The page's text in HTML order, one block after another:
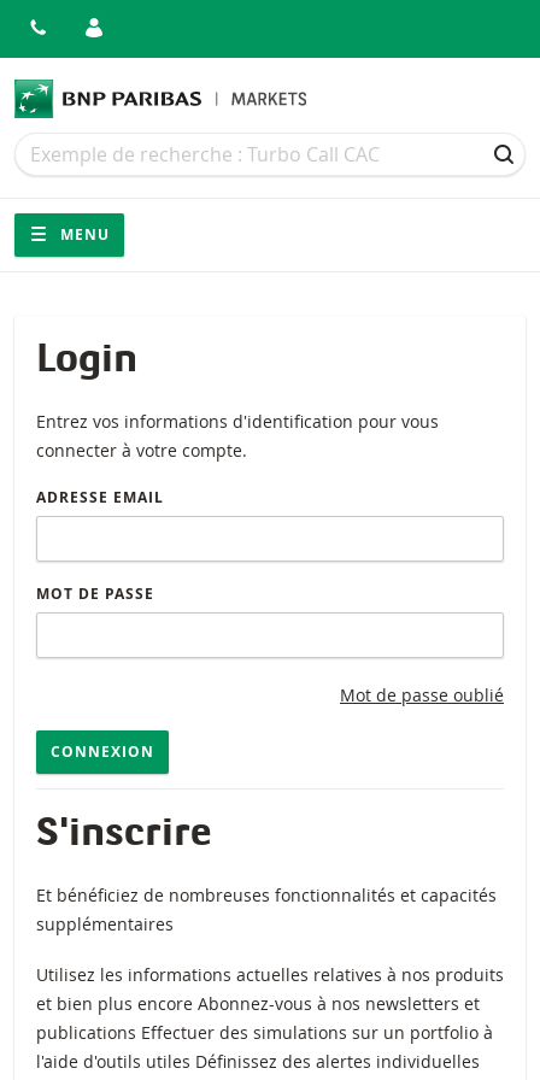
Recherche
Recherche
Navigation
Navigation sur le site
MENU
Login
Entrez vos informations d'identification pour vous
connecter à votre compte.
ADRESSE EMAIL
MOT DE PASSE
Mot de passe oublié
CONNEXION
S'inscrire
Et bénéficiez de nombreuses fonctionnalités et capacités
supplémentaires
Utilisez les informations actuelles relatives à nos produits
et bien plus encore Abonnez-vous à nos newsletters et
publications Effectuer des simulations sur un portfolio à
l'aide d'outils utiles Définissez des alertes individuelles